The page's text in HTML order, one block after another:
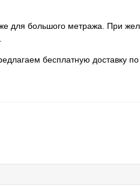
для большого метража. При
бесплатную доставку